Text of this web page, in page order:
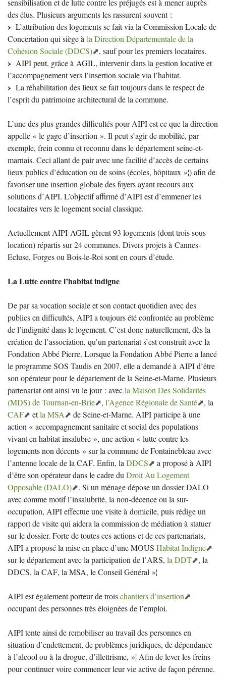
sensibilisation et de lutte contre les préjugés est à mener auprès
des élus. Plusieurs arguments les rassurent souvent :
L’attribution des logements se fait via la Commission Locale de
Concertation qui siège à la Direction Départementale de la
Cohésion Sociale (DDCS)
, sauf pour les premiers locataires.
AIPIpeut, grâce à AGIL, intervenir dans la gestion locative et
l’accompagnement vers l’insertion sociale via l’habitat.
La réhabilitation des lieux se fait toujours dans le respect de
l’esprit du patrimoine architectural de la commune.
L’une des plus grandes difficultés pourAIPIest ce que la direction
appelle « le gage d’insertion ». Il peut s’agir de mobilité, par
exemple, frein connu et reconnu dans le département seine-et-
marnais. Ceci allant de pair avec une facilité d’accès de certains
lieux publics d’éducation ou de soins (écoles, hôpitaux »¦) afin de
favoriser une insertion globale des foyers ayant recours aux
solutions d’AIPI. L’objectif affirmé d’AIPIest d’emmener les
locataires vers le logement social classique.
ActuellementAIPI-AGIL gèrent 93 logements (dont trois sous-
location) répartis sur 24 communes. Divers projets à Cannes-
Ecluse, Forges ou Bois-le-Roi sont en cours d’étude.
La Lutte contre l’habitat indigne
De par sa vocation sociale et son contact quotidien avec des
publics en difficultés, AIPIa toujours été confrontée au problème
de l’indignité dans le logement. C’est donc naturellement, dès la
création de l’association, qu’un partenariat s’est construit avec la
Fondation Abbé Pierre. Lorsque la Fondation Abbé Pierre a lancé
le programmeSOS Taudis en 2007, elle a demandé à AIPId’être
son opérateur pour le département de la Seine-et-Marne. Plusieurs
partenariat ont ainsi vu le jour : avecla Maison Des Solidarités
(MDS) de Tournan-en-Brie , l’Agence Régionale de Santé
, la
CAF
etlaMSA de Seine-et-Marne. AIPIparticipe à une
action « accompagnement sanitaire et social des populations
vivant en habitat insalubre », une action « lutte contre les
logements non décents » sur la commune de Fontainebleau avec
l’antenne locale de laCAF. Enfin, laDDCS a proposé à AIPI
d’être son opérateur dans le cadre duDroit Au Logement
Opposable (DALO) . Si un ménage dépose un dossierDALO
avec comme motif l’insalubrité, la non-décence ou la sur-
occupation, AIPIeffectue une visite à domicile, puis rédige un
rapport de visite qui aidera la commission de médiation à statuer
sur le dossier. Forte de toutes ces actions et de ces partenariats,
AIPIa proposé la mise en place d’uneMOUS Habitat Indigne
sur le département avec la participation de l’ARS, laDDT
, la
DDCS, laCAF, laMSA, le Conseil Général »¦
AIPIest également porteur de troischantiers d’insertion
occupant des personnes très éloignées de l’emploi.
AIPItente ainsi de remobiliser au travail des personnes en
situation d’endettement, de problèmes juridiques, de dépendance
à l’alcool ou à la drogue, d’illettrisme, »¦ Afin de lever les freins
pour continuer voire commencer leur vie active de façon pérenne.